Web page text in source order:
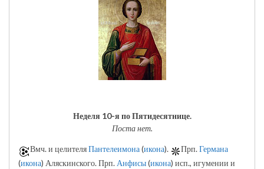
Неделя 10-я по Пятидесятнице.
Поста нет.
Вмч. и целителяПантелеимона(икона). Прп.Германа
(икона) Аляскинского. Прп. Анфисы(икона) исп., игумении и